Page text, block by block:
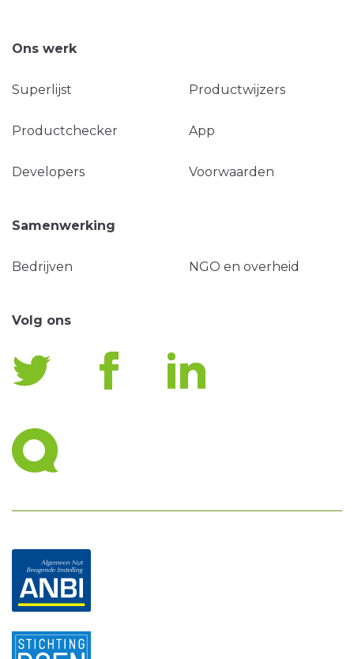
Ons werk
Superlijst Productwijzers
Productchecker App
Developers Voorwaarden
Samenwerking
Bedrijven NGO en overheid
Volg ons